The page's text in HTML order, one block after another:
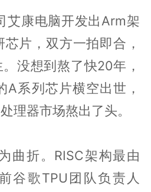
艾康电脑开发出Arm架
片，双方一拍即合，
没想到熬了快20年，
A系列芯片横空出世，
理器市场熬出了头。
曲折。RISC架构最由
谷歌TPU团队负责人